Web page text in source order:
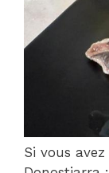
Si vous